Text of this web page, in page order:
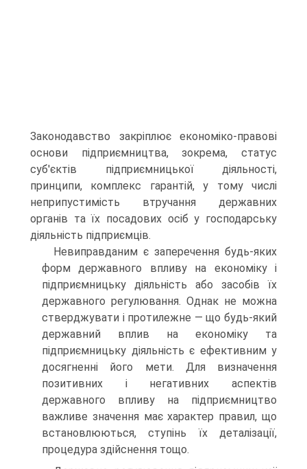
Законодавство закріплює економіко-правові
основи підприємництва, зокрема, статус
суб'єктів підприємницької діяльності,
принципи, комплекс гарантій, у тому числі
неприпустимість втручання державних
органів та їх посадових осіб у господарську
діяльність підприємців.
Невиправданим є заперечення будь-яких
форм державного впливу на економіку і
підприємницьку діяльність або засобів їх
державного регулювання. Однак не можна
стверджувати і протилежне — що будь-який
державний вплив на економіку та
підприємницьку діяльність є ефективним у
досягненні його мети. Для визначення
позитивних і негативних аспектів
державного впливу на підприємництво
важливе значення має характер правил, що
встановлюються, ступінь їх деталізації,
процедура здійснення тощо.